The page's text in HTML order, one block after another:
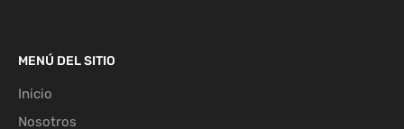
MENÚ DEL SITIO
Inicio
Nosotros